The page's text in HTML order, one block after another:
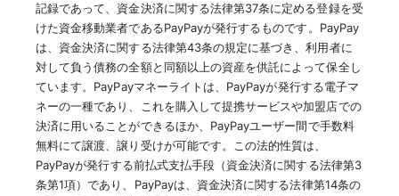
記録であって、資金決済に関する法律第37条に定める登録を受
けた資金移動業者であるPayPayが発行するものです。PayPay
は、資金決済に関する法律第43条の規定に基づき、利用者に
対して負う債務の全額と同額以上の資産を供託によって保全し
ています。PayPayマネーライトは、PayPayが発行する電子マ
ネーの一種であり、これを購入して提携サービスや加盟店での
決済に用いることができるほか、PayPayユーザー間で手数料
無料にて譲渡、譲り受けが可能です。この法的性質は、
PayPayが発行する前払式支払手段（資金決済に関する法律第3
条第1項）であり、PayPayは、資金決済に関する法律第14条の